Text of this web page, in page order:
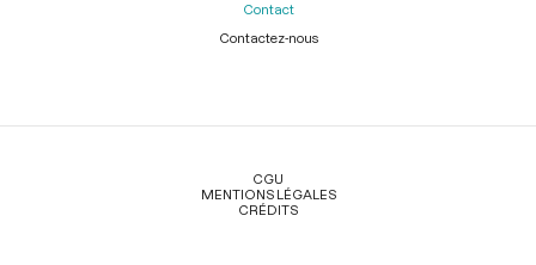
Contact
Contactez-nous
Légal
CGU
MENTIONS LÉGALES
CRÉDITS